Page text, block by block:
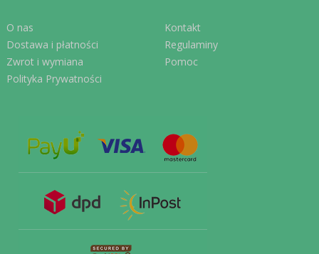
O nas
Dostawa i płatności
Zwrot i wymiana
Polityka Prywatności
Kontakt
Regulaminy
Pomoc